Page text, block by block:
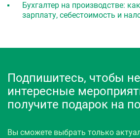
Бухгалтер на производстве:
зарплату, себестоимость и
Подпишитесь, чтобы
интересные
получите подарок на
Вы сможете выбрать только